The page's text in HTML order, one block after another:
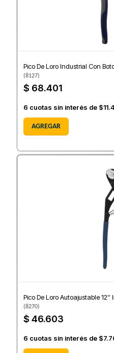
Pico De Loro Industrial Con
(8127)
$ 68.401
6 cuotas sin interés de
AGREGAR
Pico De Loro Autoajustable 12''
(8270)
$ 46.603
6 cuotas sin interés de